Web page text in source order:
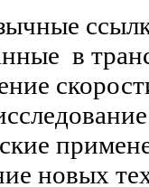
в
новых